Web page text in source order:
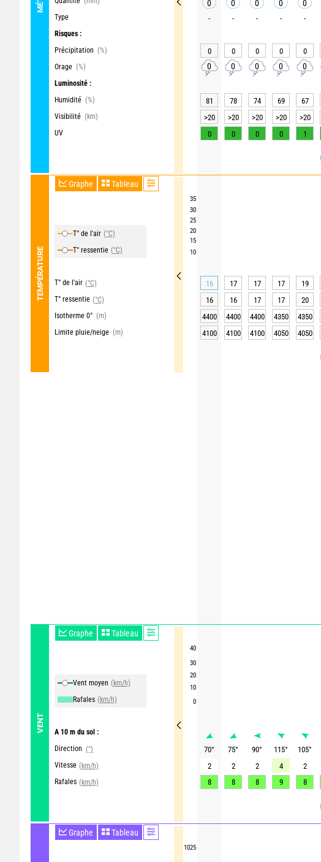
Type
Risques :
Précipitation (%)
Orage (%)
Luminosité :
Humidité (%)
Visibilité (km)
UV
TEMPÉRATURE
Graphe Tableau
T° de l'air (°C)
T° ressentie (°C)
T° de l'air (°C)
T° ressentie (°C)
Isotherme 0° (m)
Limite pluie/neige (m)
VENT
Graphe Tableau
Vent moyen (km/h)
Rafales (km/h)
A 10 m du sol :
Direction (°)
Vitesse (km/h)
Rafales (km/h)
Graphe Tableau
35
30
25
20
15
10
40
30
20
10
0
1025
0 0 0 0 0
- - - - -
0 0 0 0 0
0 0 0 0 0
81 78 74 69 67
>20
>20 >20 >20 >20
0
0 0 0 1
16 17 17 17 19
16
16 17 17 20
4400
4400 4400 4350 4350
4100
4100 4100 4050 4050
70° 75° 90° 115° 105°
2
2 2 4 2
8
8 8 9 8